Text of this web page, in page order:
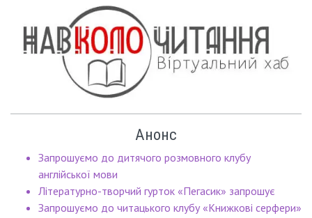
Анонс
Запрошуємо до дитячого розмовного клубу
англійської мови
Літературно-творчий гурток «Пегасик» запрошує
Запрошуємо до читацького клубу «Книжкові серфери»